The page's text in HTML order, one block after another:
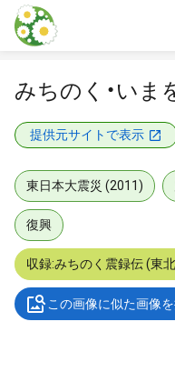
本文に飛ぶ
みちのく・いま
提供元サイトで表示
東日本大震災 (2011)
復興
収録:みちのく震録伝 (東
この画像に似た画像